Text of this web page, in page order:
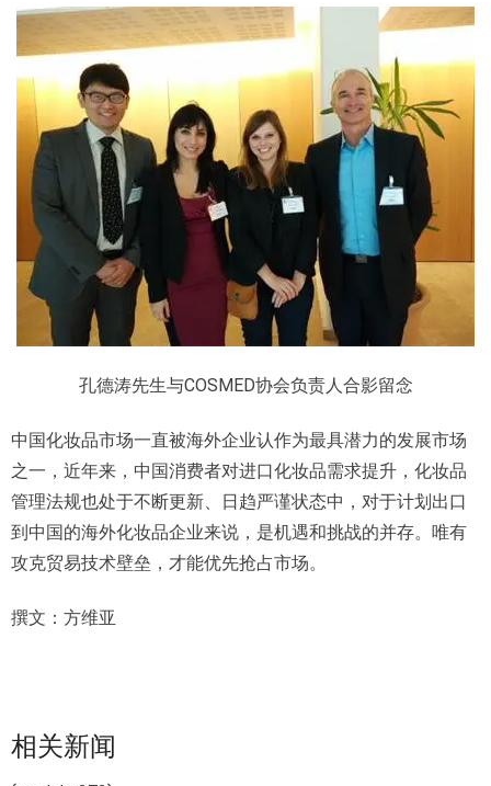
孔德涛先生与COSMED协会负责人合影留念
中国化妆品市场一直被海外企业认作为最具潜力的发展市场
之一，近年来，中国消费者对进口化妆品需求提升，化妆品
管理法规也处于不断更新、日趋严谨状态中，对于计划出口
到中国的海外化妆品企业来说，是机遇和挑战的并存。唯有
攻克贸易技术壁垒，才能优先抢占市场。
撰文：方维亚
相关新闻